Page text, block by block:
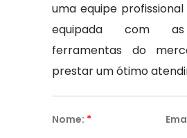
uma equipe
equipada com as
ferramentas do
prestar um ótimo
Nome: *